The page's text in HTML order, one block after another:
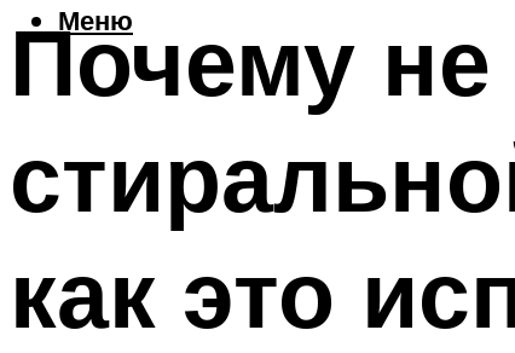
Меню
Почему не
как это